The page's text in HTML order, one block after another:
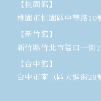
【桃園館】
桃園市桃園區中華路10
【新竹館】
新竹縣竹北市隘口一街
【台中館】
台中市南屯區大進街28